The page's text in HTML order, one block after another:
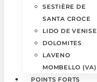
SESTIÈRE DE
SANTA CROCE
LIDO DE VENISE
DOLOMITES
LAVENO
MOMBELLO (VA)
POINTS FORTS